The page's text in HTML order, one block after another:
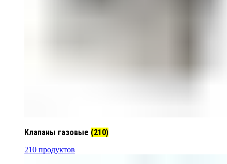
Клапаны газовые (210)
210 продуктов